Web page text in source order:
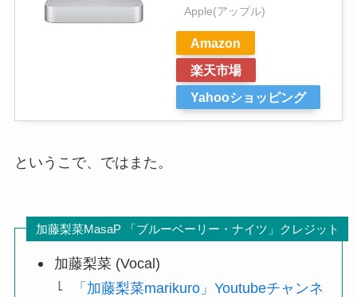
Apple(アップル)
Amazon
楽天市場
Yahooショッピング
というこで、ではまた。
加藤梨菜MasaP 「ブルーベーリー・ナイツ」クレジット
加藤梨菜 (Vocal)
「加藤梨菜marikuro」Youtubeチャンネ